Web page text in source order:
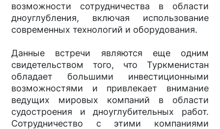
возможности сотрудничества в области
дноуглубления, включая использование
современных технологий и оборудования.
Данные встречи являются еще одним
свидетельством того, что Туркменистан
обладает большими инвестиционными
возможностями и привлекает внимание
ведущих мировых компаний в области
судостроения и дноуглубительных работ.
Сотрудничество с этими компаниями